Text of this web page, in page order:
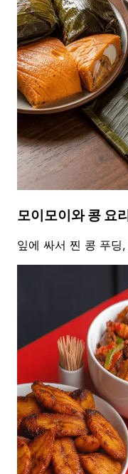
모이모이와 콩 요리
잎에 싸서 찐 콩 푸딩